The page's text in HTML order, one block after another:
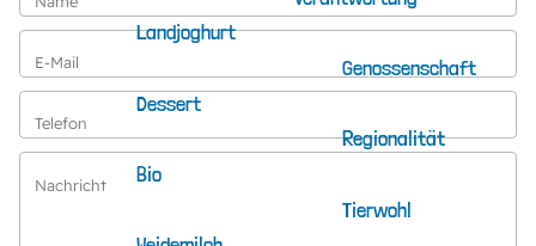
Landjoghurt
Dessert
Bio
Genossenschaft
Regionalität
Tierwohl
E-Mail
Telefon
Nachricht